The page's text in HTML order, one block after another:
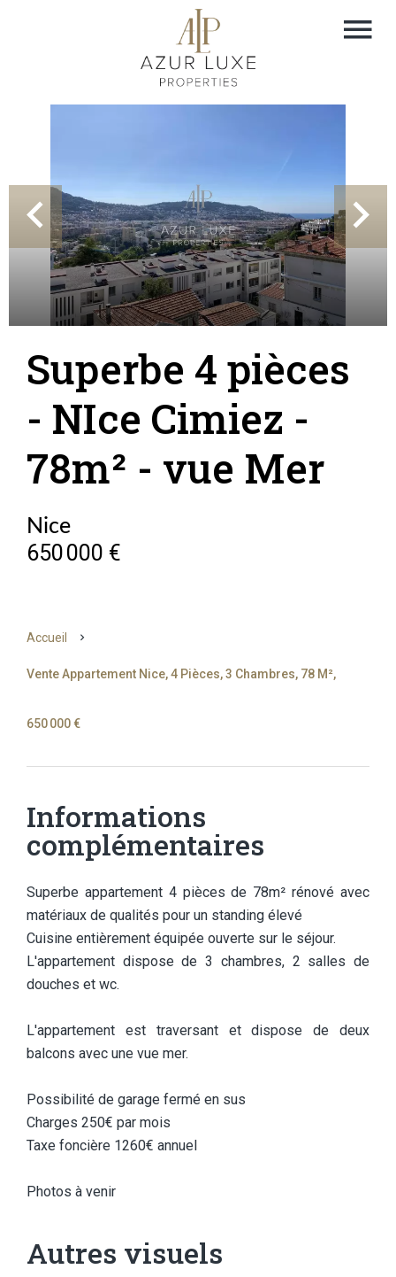
Superbe 4 pièces
- NIce Cimiez -
78m² - vue Mer
Nice
650 000 €
Accueil
Vente Appartement Nice, 4 Pièces, 3 Chambres, 78 M²,
650 000 €
Informations
complémentaires
Superbe appartement 4 pièces de 78m² rénové avec
matériaux de qualités pour un standing élevé
Cuisine entièrement équipée ouverte sur le séjour.
L'appartement dispose de 3 chambres, 2 salles de
douches et wc.
L'appartement est traversant et dispose de deux
balcons avec une vue mer.
Possibilité de garage fermé en sus
Charges 250€ par mois
Taxe foncière 1260€ annuel
Photos à venir
Autres visuels